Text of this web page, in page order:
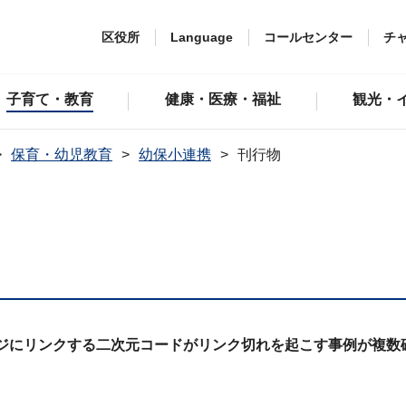
区役所 Language コールセンター チ
子育て・教育 健康・医療・福祉 観光・
保育・幼児教育 幼保小連携 刊行物
リンクする二次元コードがリンク切れを起こす事例が複